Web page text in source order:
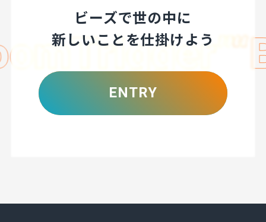
ビーズで世の中に
新しいことを仕掛けよう
ENTRY